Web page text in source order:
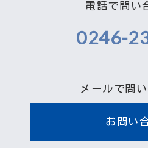
電話で問い
0246-
メールで問
お問い